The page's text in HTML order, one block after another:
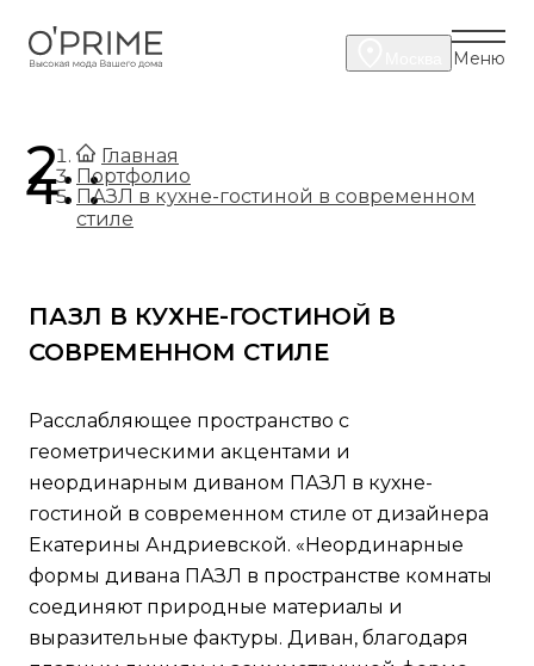
Меню
Главная
.
Портфолио
.
ПАЗЛ в кухне-гостиной в современном
стиле
ПАЗЛ В КУХНЕ-ГОСТИНОЙ В
СОВРЕМЕННОМ СТИЛЕ
Расслабляющее пространство с
геометрическими акцентами и
неординарным диваном ПАЗЛ в кухне-
гостиной в современном стиле от дизайнера
Екатерины Андриевской. «Неординарные
формы дивана ПАЗЛ в пространстве комнаты
соединяют природные материалы и
выразительные фактуры. Диван, благодаря